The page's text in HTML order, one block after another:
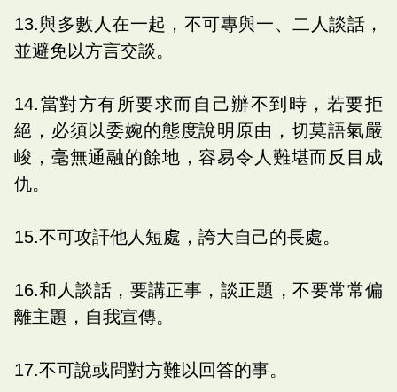
13.與多數人在一起，不可專與一、二人談話，
並避免以方言交談。
14.當對方有所要求而自己辦不到時，若要拒
絕，必須以委婉的態度說明原由，切莫語氣嚴
峻，毫無通融的餘地，容易令人難堪而反目成
仇。
15.不可攻訐他人短處，誇大自己的長處。
16.和人談話，要講正事，談正題，不要常常偏
離主題，自我宣傳。
17.不可說或問對方難以回答的事。